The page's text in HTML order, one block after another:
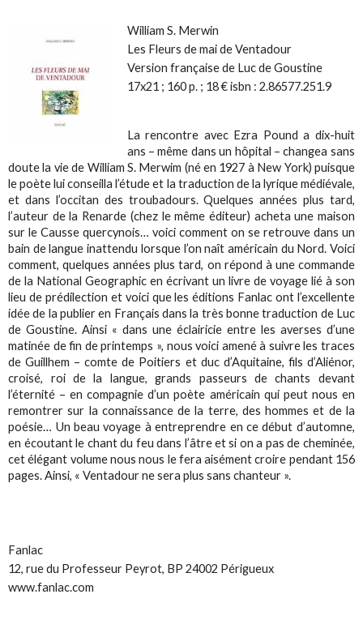
William S. Merwin
Les Fleurs de mai de Ventadour
Version française de Luc de Goustine
17x21 ; 160 p. ; 18 € isbn : 2.86577.251.9
La rencontre avec Ezra Pound a dix-huit
ans – même dans un hôpital – changea sans
doute la vie de William S. Merwim (né en 1927 à New York) puisque
le poète lui conseilla l’étude et la traduction de la lyrique médiévale,
et dans l’occitan des troubadours. Quelques années plus tard,
l’auteur dela Renarde (chez le même éditeur) acheta une maison
sur le Causse quercynois… voici comment on se retrouve dans un
bain de langue inattendu lorsque l’on naît américain du Nord. Voici
comment, quelques années plus tard, on répond à une commande
de la National Geographic en écrivant un livre de voyage lié à son
lieu de prédilection et voici que les éditions Fanlac ont l’excellente
idée de la publier en Français dans la très bonne traduction de Luc
de Goustine. Ainsi « dans une éclairicie entre les averses d’une
matinée de fin de printemps », nous voici amené à suivre les traces
de Guillhem – comte de Poitiers et duc d’Aquitaine, fils d’Aliénor,
croisé, roi de la langue, grands passeurs de chants devant
l’éternité – en compagnie d’un poète américain qui peut nous en
remontrer sur la connaissance de la terre, des hommes et de la
poésie… Un beau voyage à entreprendre en ce début d’automne,
en écoutant le chant du feu dans l’âtre et si on a pas de cheminée,
cet élégant volume nous nous le fera aisément croire pendant 156
pages. Ainsi, « Ventadour ne sera plus sans chanteur ».
Fanlac
12, rue du Professeur Peyrot, BP 24002 Périgueux
www.fanlac.com